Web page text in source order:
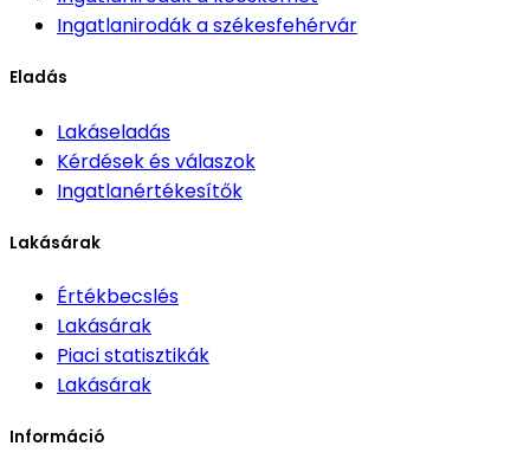
Ingatlanirodáka székesfehérvár
Eladás
Lakáseladás
Kérdések és válaszok
Ingatlanértékesítők
Lakásárak
Értékbecslés
Lakásárak
Piaci statisztikák
Lakásárak
Információ